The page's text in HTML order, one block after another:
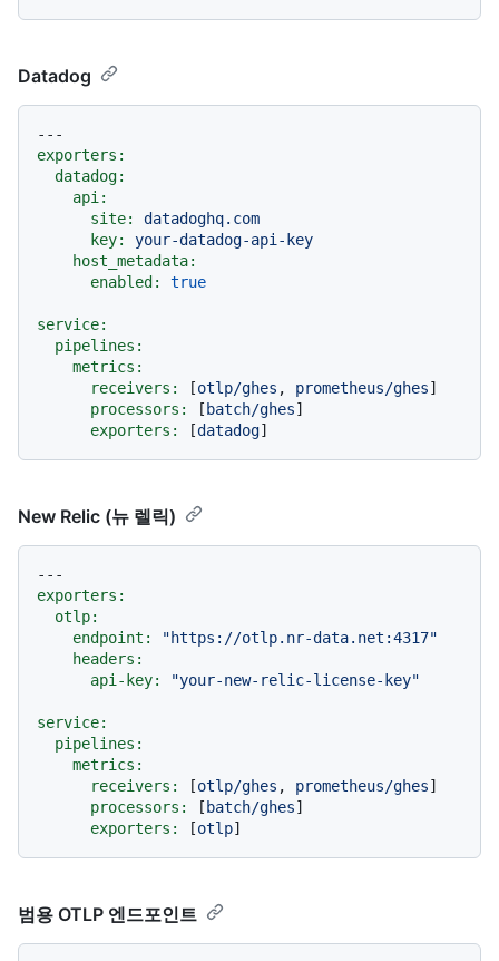
Datadog
---
exporters:
datadog:
api:
site:
datadoghq.com
key:
your-datadog-api-key
host_metadata:
enabled:
true
service:
pipelines:
metrics:
receivers:
[otlp/ghes , prometheus/ghes]
processors:
[ batch/ghes]
exporters:
[datadog
New Relic (뉴 렐릭)
---
exporters:
otlp:
endpoint:
"https://otlp.nr-data.net:4317"
headers:
api-key:
"your-new-relic-license-key"
service:
pipelines:
metrics:
receivers:
[otlp/ghes , prometheus/ghes]
processors:
[ batch/ghes]
exporters:
[otlp
범용 OTLP 엔드포인트